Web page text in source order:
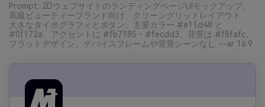
Prompt: 2DウェブサイトのランディングページUIモックアップ、
高級ビューティーブランド向け、クリーングリッドレイアウト、
大きなタイポグラフィとボタン、主要カラー #e11d48 と
#0f172a、アクセントに #fb7185・#fecdd3、背景は #f8fafc、
フラットデザイン、デバイスフレームや背景シーンなし --ar 16:9